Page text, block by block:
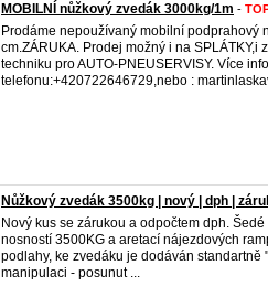
MOBILNÍ nůžkový zvedák 3000kg/1m -
Prodáme nepoužívaný mobilní podprahový
cm.ZÁRUKA. Prodej možný i na SPLÁTKY,i
techniku pro AUTO-PNEUSERVISY. Více
telefonu:+420722646729,nebo :
Nůžkový zvedák 3500kg | nový | dph |
Nový kus se zárukou a odpočtem dph.
nosností 3500KG a aretací nájezdových
podlahy, ke zvedáku je dodáván standartně
manipulaci - posunut ...